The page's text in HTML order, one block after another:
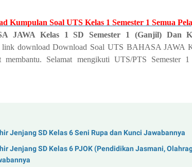
Kumpulan Soal UTS Kelas 1 Semester 1 Semua
JAWA Kelas 1 SD Semester 1 (Ganjil) Dan
link download Download Soal UTS BAHASA JAWA
membantu. Selamat mengikuti UTS/PTS Semester
Jenjang SD Kelas 6 Seni Rupa dan Kunci Jawabannya
Jenjang SD Kelas 6 PJOK (Pendidikan Jasmani,